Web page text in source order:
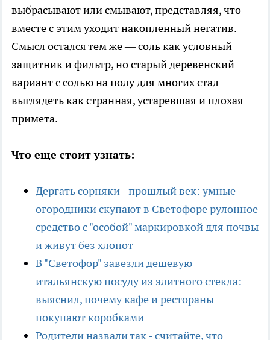
выбрасывают или смывают, представляя, что
вместе с этим уходит накопленный негатив.
Смысл остался тем же — соль как условный
защитник и фильтр, но старый деревенский
вариант с солью на полу для многих стал
выглядеть как странная, устаревшая и плохая
примета.
Что еще стоит узнать:
Дергать сорняки - прошлый век: умные
огородники скупают в Светофоре рулонное
средство с "особой" маркировкой для почвы
и живут без хлопот
В "Светофор" завезли дешевую
итальянскую посуду из элитного стекла:
выяснил, почему кафе и рестораны
покупают коробками
Родители назвали так - считайте, что